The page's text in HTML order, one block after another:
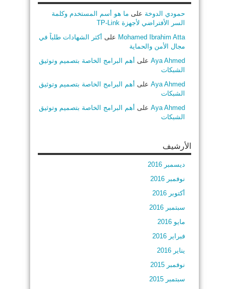
حمودي الدوخة على ما هو أسم المستخدم وكلمة
السر الأفتراضي لأجهزة TP-Link
Mohamed Ibrahim Atta على أكثر الشهادات طلباً في
مجال الأمن والحماية
Aya Ahmed على أهم البرامج الخاصة بتصميم وتوثيق
الشبكات
Aya Ahmed على أهم البرامج الخاصة بتصميم وتوثيق
الشبكات
Aya Ahmed على أهم البرامج الخاصة بتصميم وتوثيق
الشبكات
الأرشيف
ديسمبر 2016
نوفمبر 2016
أكتوبر 2016
سبتمبر 2016
مايو 2016
فبراير 2016
يناير 2016
نوفمبر 2015
سبتمبر 2015